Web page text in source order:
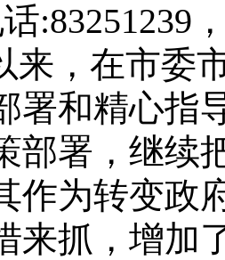
:83251239
来，在市委
署和精心指
部署，继续
作为转变政
来抓，增加